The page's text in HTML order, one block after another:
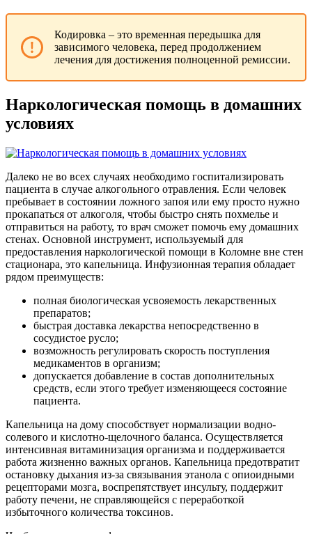
Кодировка – это временная передышка для
зависимого человека, перед продолжением
лечения для достижения полноценной ремиссии.
Наркологическая помощь в домашних
условиях
Далеко не во всех случаях необходимо госпитализировать
пациента в случае алкогольного отравления. Если человек
пребывает в состоянии ложного запоя или ему просто нужно
прокапаться от алкоголя, чтобы быстро снять похмелье и
отправиться на работу, то врач сможет помочь ему домашних
стенах. Основной инструмент, используемый для
предоставления наркологической помощи в Коломне вне стен
стационара, это капельница. Инфузионная терапия обладает
рядом преимуществ:
полная биологическая усвояемость лекарственных
препаратов;
быстрая доставка лекарства непосредственно в
сосудистое русло;
возможность регулировать скорость поступления
медикаментов в организм;
допускается добавление в состав дополнительных
средств, если этого требует изменяющееся состояние
пациента.
Капельница на дому способствует нормализации водно-
солевого и кислотно-щелочного баланса. Осуществляется
интенсивная витаминизация организма и поддерживается
работа жизненно важных органов. Капельница предотвратит
остановку дыхания из-за связывания этанола с опиоидными
рецепторами мозга, воспрепятствует инсульту, поддержит
работу печени, не справляющейся с переработкой
избыточного количества токсинов.